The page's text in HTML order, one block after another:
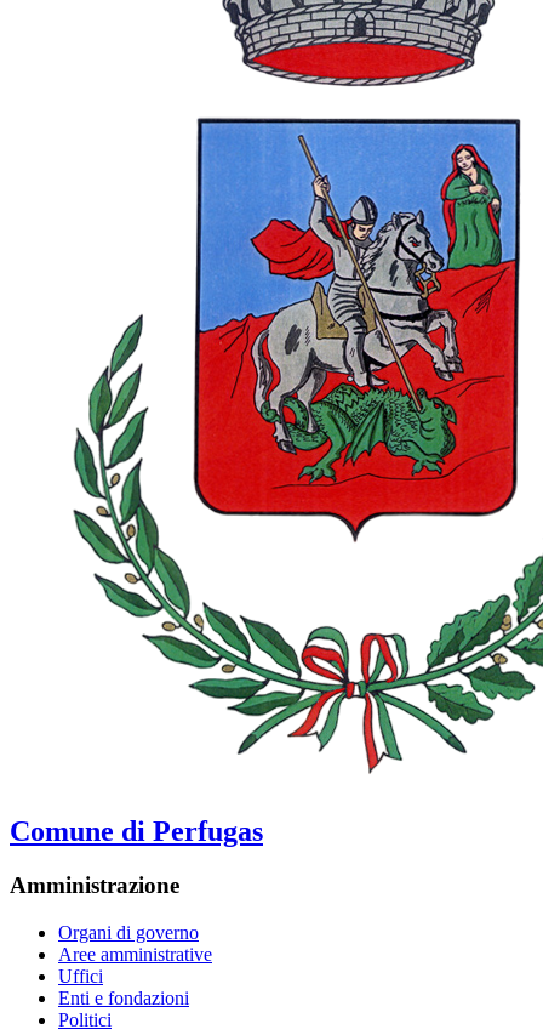
Comune di Perfugas
Amministrazione
Organi di governo
Aree amministrative
Uffici
Enti e fondazioni
Politici